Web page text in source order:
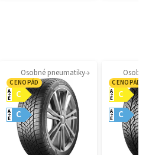
Osobné pneumatiky
CENOPÁD
C
A
E
C
A
E
CENOPÁD
C
A
E
C
A
E